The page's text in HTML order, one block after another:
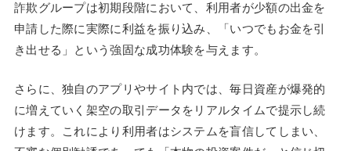
詐欺グループは初期段階において、利用者が少額の出金を
申請した際に実際に利益を振り込み、「いつでもお金を引
き出せる」という強固な成功体験を与えます。
さらに、独自のアプリやサイト内では、毎日資産が爆発的
に増えていく架空の取引データをリアルタイムで提示し続
けます。これにより利用者はシステムを盲信してしまい、